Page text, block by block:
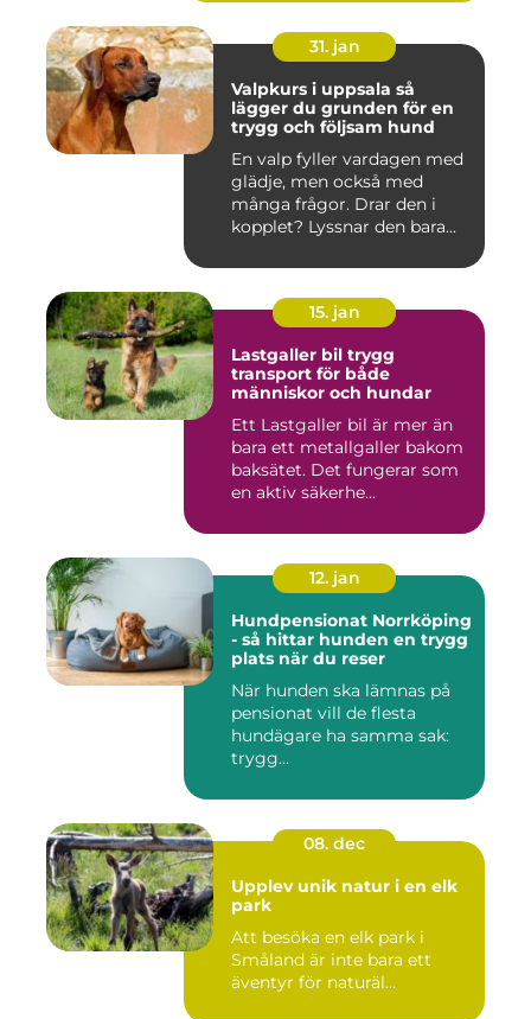
31. jan
Valpkurs i uppsala så
lägger du grunden för en
trygg och följsam hund
En valp fyller vardagen med
glädje, men också med
många frågor. Drar den i
kopplet? Lyssnar den bara...
15. jan
Lastgaller bil trygg
transport för både
människor och hundar
Ett Lastgaller bil är mer än
bara ett metallgaller bakom
baksätet. Det fungerar som
en aktiv säkerhe...
12. jan
Hundpensionat Norrköping
- så hittar hunden en trygg
plats när du reser
När hunden ska lämnas på
pensionat vill de flesta
hundägare ha samma sak:
trygg...
08. dec
Upplev unik natur i en elk
park
Att besöka en elk park i
Småland är inte bara ett
äventyr för naturäl...